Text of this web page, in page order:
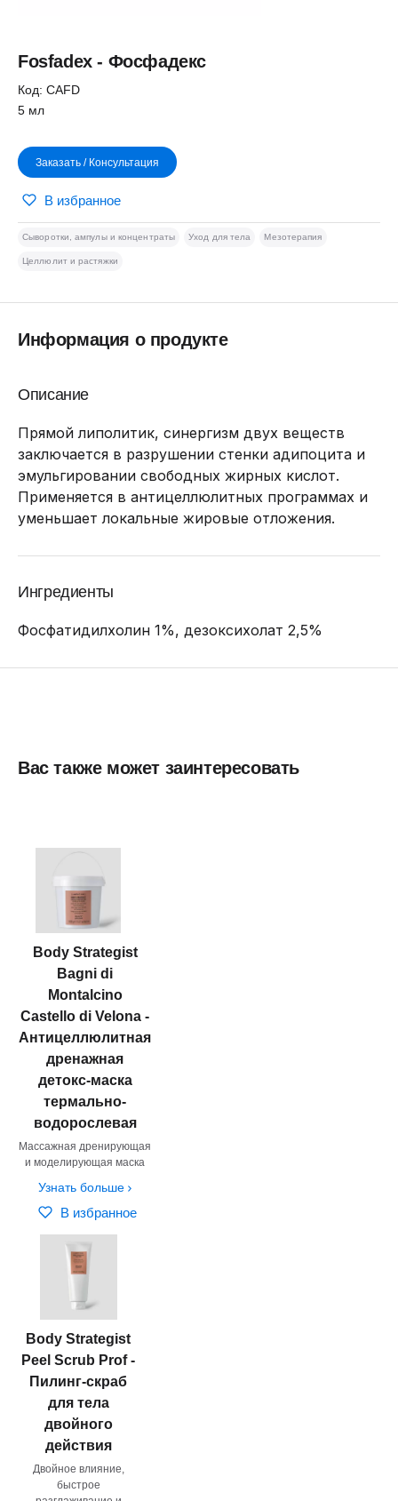
Fosfadex - Фосфадекс
Код: CAFD
5 мл
Заказать / Консультация
В избранное
Сыворотки, ампулы и концентраты Уход для тела Мезотерапия
Целлюлит и растяжки
Информация о продукте
Описание
Прямой липолитик, синергизм двух веществ
заключается в разрушении стенки адипоцита и
эмульгировании свободных жирных кислот.
Применяется в антицеллюлитных программах и
уменьшает локальные жировые отложения.
Ингредиенты
Фосфатидилхолин 1%, дезоксихолат 2,5%
Вас также может заинтересовать
Body Strategist
Bagni di
Montalcino
Castello di Velona -
Антицеллюлитная
дренажная
детокс-маска
термально-
водорослевая
Массажная дренирующая
и моделирующая маска
Узнать больше
В избранное
Body Strategist
Peel Scrub Prof -
Пилинг-скраб
для тела
двойного
действия
Двойное влияние,
быстрое